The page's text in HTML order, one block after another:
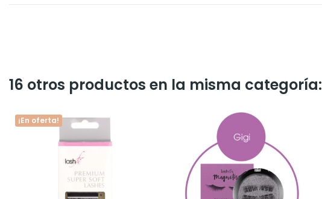
16 otros productos en la misma categoría:
¡En oferta!